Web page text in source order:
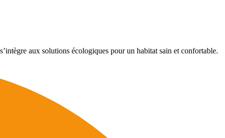
aux solutions écologiques pour un habitat sain et confortable.